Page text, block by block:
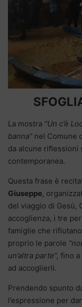
La mostra “Un c’è
banna” nel Comune
da alcune riflessioni
contemporanea.
Questa frase è
Giuseppe,
del viaggio di Gesù,
accoglienza, i tre
famiglie che
proprio le parole
un’altra parte”, fino a
ad accoglierli.
Prendendo spunto
l’espressione per